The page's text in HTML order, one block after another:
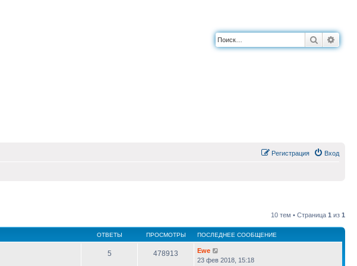
Поиск
Вход
Регистрация
10 тем • Страница 1 из 1
ОТВЕТЫ ПРОСМОТРЫ ПОСЛЕДНЕЕ СООБЩЕНИЕ
5 478913
Ewe
23 фев 2018, 15:18